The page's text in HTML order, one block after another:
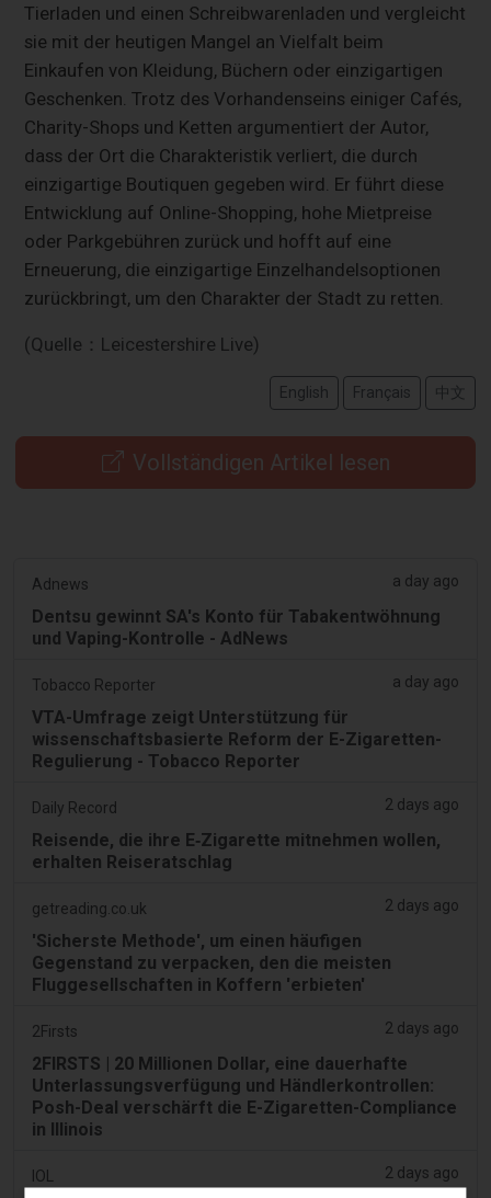
Tierladen und einen Schreibwarenladen und vergleicht
sie mit der heutigen Mangel an Vielfalt beim
Einkaufen von Kleidung, Büchern oder einzigartigen
Geschenken. Trotz des Vorhandenseins einiger Cafés,
Charity-Shops und Ketten argumentiert der Autor,
dass der Ort die Charakteristik verliert, die durch
einzigartige Boutiquen gegeben wird. Er führt diese
Entwicklung auf Online-Shopping, hohe Mietpreise
oder Parkgebühren zurück und hofft auf eine
Erneuerung, die einzigartige Einzelhandelsoptionen
zurückbringt, um den Charakter der Stadt zu retten.
(Quelle：Leicestershire Live)
English Français 中文
Vollständigen Artikel lesen
Adnews a day ago
Dentsu gewinnt SA's Konto für Tabakentwöhnung
und Vaping-Kontrolle - AdNews
Tobacco Reporter a day ago
VTA-Umfrage zeigt Unterstützung für
wissenschaftsbasierte Reform der E-Zigaretten-
Regulierung - Tobacco Reporter
Daily Record 2 days ago
Reisende, die ihre E‑Zigarette mitnehmen wollen,
erhalten Reiseratschlag
getreading.co.uk 2 days ago
'Sicherste Methode', um einen häufigen
Gegenstand zu verpacken, den die meisten
Fluggesellschaften in Koffern 'erbieten'
2Firsts 2 days ago
2FIRSTS | 20 Millionen Dollar, eine dauerhafte
Unterlassungsverfügung und Händlerkontrollen:
Posh-Deal verschärft die E-Zigaretten-Compliance
in Illinois
IOL 2 days ago